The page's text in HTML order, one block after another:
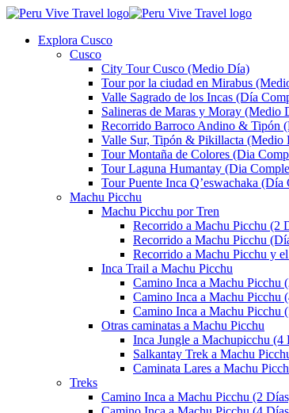
Explora Cusco
Cusco
City Tour Cusco (Medio Día)
Tour por la ciudad en Mirabus
Valle Sagrado de los Incas (Día
Salineras de Maras y Moray (Medio
Recorrido Barroco Andino & Tipón
Valle Sur, Tipón & Pikillacta (Medio
Tour Montaña de Colores (Dia
Tour Laguna Humantay (Dia
Tour Puente Inca Q’eswachaka (Día
Machu Picchu
Machu Picchu por Tren
Recorrido a Machu Picchu (2
Recorrido a Machu Picchu
Recorrido a Machu Picchu y
Inca Trail a Machu Picchu
Camino Inca a Machu Picchu
Camino Inca a Machu Picchu
Camino Inca a Machu Picchu
Otras caminatas a Machu Picchu
Inca Jungle a Machupicchu (4
Salkantay Trek a Machu
Caminata Lares a Machu
Treks
Camino Inca a Machu Picchu (2